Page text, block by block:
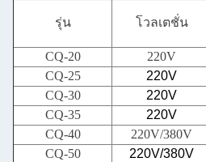
รุ่น โวลเตชั่น
CQ-20 220V
CQ-25
220V
CQ-30
220V
CQ-35
220V
CQ-40
220V/380V
CQ-50
220V/380V